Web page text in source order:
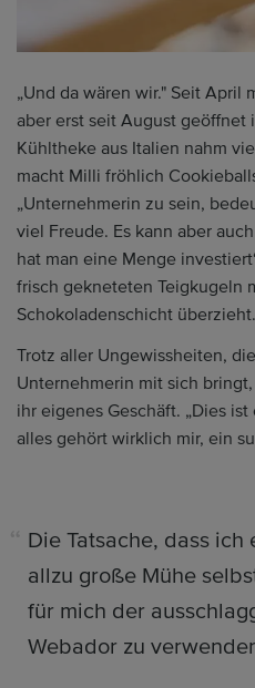
„Und da wären wir." Seit April
aber erst seit August geöffnet
Kühltheke aus Italien nahm
macht Milli fröhlich
„Unternehmerin zu sein,
viel Freude. Es kann aber
hat man eine Menge
frisch gekneteten Teigkugeln
Schokoladenschicht überzieht.
Trotz aller Ungewissheiten,
Unternehmerin mit sich
ihr eigenes Geschäft. „Dies
alles gehört wirklich mir, ein
Die Tatsache, dass
allzu große Mühe
für mich der
Webador zu